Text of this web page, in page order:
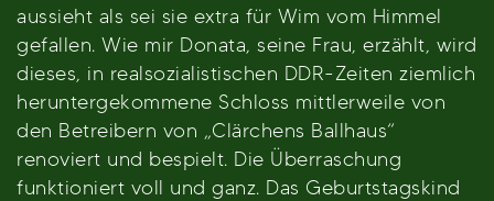
aussieht als sei sie extra für Wim vom Himmel
gefallen. Wie mir Donata, seine Frau, erzählt, wird
dieses, in realsozialistischen DDR-Zeiten ziemlich
heruntergekommene Schloss mittlerweile von
den Betreibern von „Clärchens Ballhaus“
renoviert und bespielt. Die Überraschung
funktioniert voll und ganz. Das Geburtstagskind